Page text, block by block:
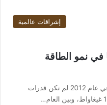
إشراقات عالمية
في نمو الطاقة
من صحيفة اشراق العالم 24:[ad_1] في عام 2012 لم تكن قدرات